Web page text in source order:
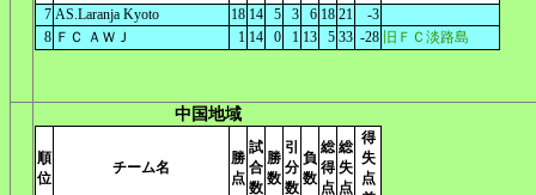
7 AS.Laranja Kyoto 18 14 5 3 6 18 21
-3
8 ＦＣ ＡＷＪ 1 14 0 1 13 5 33 -28 旧ＦＣ淡路島
中国地域
順
位
チーム名
勝
点
試
合
数
勝
数
引
分
数
負
数
総
得
点
総
失
点
得
失
点